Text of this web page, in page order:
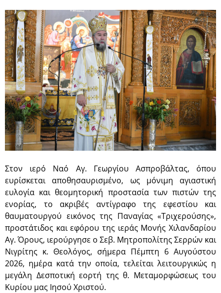
Στον ιερό Ναό Αγ. Γεωργίου Ασπροβάλτας, όπου
ευρίσκεται αποθησαυρισμένο, ως μόνιμη αγιαστική
ευλογία και θεομητορική προστασία των πιστών της
ενορίας, το ακριβές αντίγραφο της εφεστίου και
θαυματουργού εικόνος της Παναγίας «Τριχερούσης»,
προστάτιδος και εφόρου της ιεράς Μονής Χιλανδαρίου
Αγ. Όρους, ιερούργησε ο Σεβ. Μητροπολίτης Σερρών και
Νιγρίτης κ. Θεολόγος, σήμερα Πέμπτη 6 Αυγούστου
2026, ημέρα κατά την οποία, τελείται λειτουργικώς η
μεγάλη Δεσποτική εορτή της θ. Μεταμορφώσεως του
Κυρίου μας Ιησού Χριστού.